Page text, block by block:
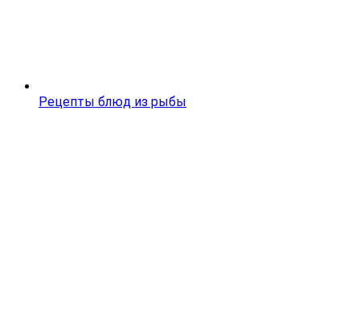
Рецепты блюд из рыбы